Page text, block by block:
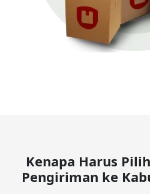
Kenapa Harus
Pengiriman ke